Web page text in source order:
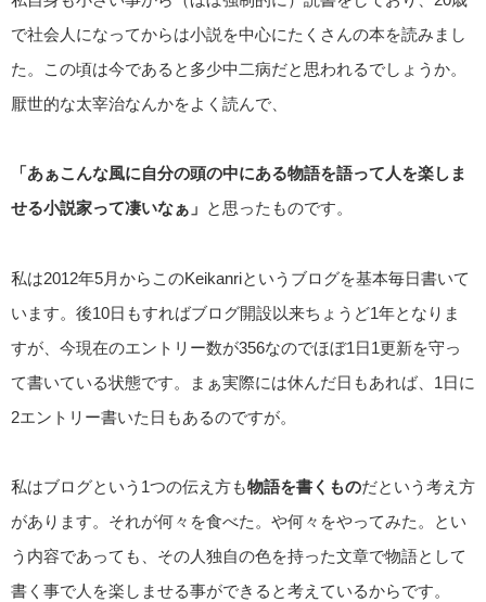
で社会人になってからは小説を中心にたくさんの本を読みまし
た。この頃は今であると多少中二病だと思われるでしょうか。
厭世的な太宰治なんかをよく読んで、
「あぁこんな風に自分の頭の中にある物語を語って人を楽しま
せる小説家って凄いなぁ」 と思ったものです。
私は2012年5月からこのKeikanriというブログを基本毎日書いて
います。後10日もすればブログ開設以来ちょうど1年となりま
すが、今現在のエントリー数が356なのでほぼ1日1更新を守っ
て書いている状態です。まぁ実際には休んだ日もあれば、1日に
2エントリー書いた日もあるのですが。
私はブログという1つの伝え方も物語を書くものだという考え方
があります。それが何々を食べた。や何々をやってみた。とい
う内容であっても、その人独自の色を持った文章で物語として
書く事で人を楽しませる事ができると考えているからです。